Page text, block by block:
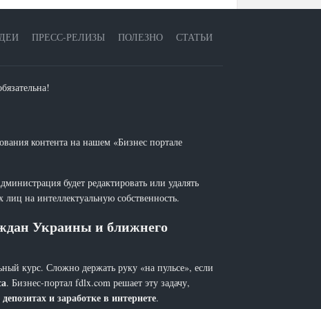
ПРЕСС-РЕЛИЗЫ ПОЛЕЗНО СТАТЬИ
контента на нашем «Бизнес портале
будет редактировать или удалять
на интеллектуальную собственность.
Украины и ближнего
курс. Сложно держать руку «на пульсе», если
. Бизнес-портал fdlx.com решает эту задачу,
и заработке в интернете.